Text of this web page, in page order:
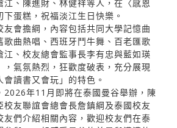
江、陳進財、林健祥等人，在〈感恩
蛋糕，祝福淡江生日快樂。
會擔綱，內容包括共同大學記憶曲
歌曲熱唱、西班牙鬥牛舞、百老匯歌
江、校友總會監事長李有忠與藍如瑛
，氣氛熱烈，狂歡度破表，充分展現
讀書又會玩」的特色。
年11月即將在泰國曼谷舉辦，陳
校友聯誼會總會長詹鎮綱及泰國校友
友們介紹相關內容，歡迎校友們在泰